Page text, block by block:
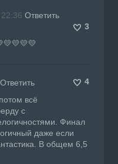
Ответить
3
Ответить
4
всё
с
Финал
даже если
В общем 6,5